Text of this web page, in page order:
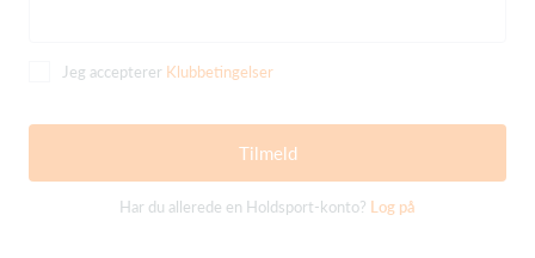
Jeg accepterer Klubbetingelser
Tilmeld
Har du allerede en Holdsport-konto? Log på